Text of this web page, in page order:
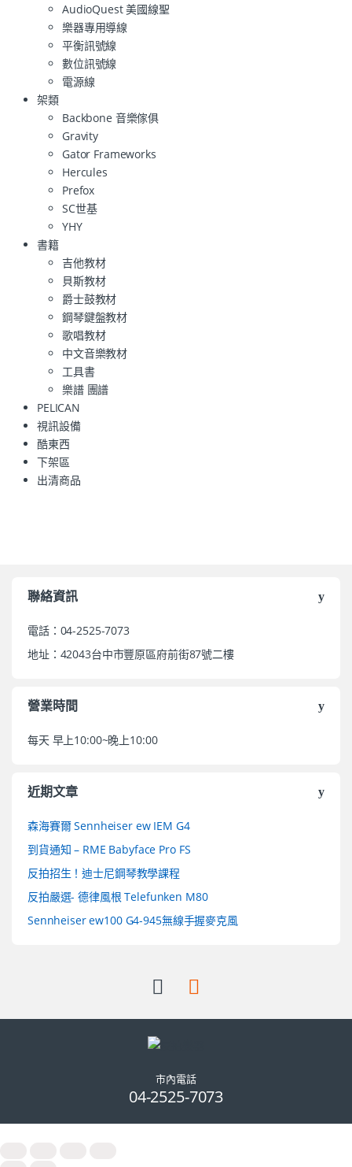
AudioQuest 美國線聖
樂器專用導線
平衡訊號線
數位訊號線
電源線
架類
Backbone 音樂傢俱
Gravity
Gator Frameworks
Hercules
Prefox
SC世基
YHY
書籍
吉他教材
貝斯教材
爵士鼓教材
鋼琴鍵盤教材
歌唱教材
中文音樂教材
工具書
樂譜 團譜
PELICAN
視訊設備
酷東西
下架區
出清商品
聯絡資訊
電話：04-2525-7073
地址：42043台中市豐原區府前街87號二樓
營業時間
每天 早上10:00~晚上10:00
近期文章
森海賽爾 Sennheiser ew IEM G4
到貨通知 – RME Babyface Pro FS
反拍招生！迪士尼鋼琴教學課程
反拍嚴選- 德律風根 Telefunken M80
Sennheiser ew100 G4-945無線手握麥克風
市內電話
04-2525-7073